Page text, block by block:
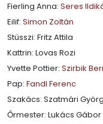
Fierling Anna: Seres
Eilif: Simon Zoltán
Stüsszi: Fritz Attila
Kattrin: Lovas Rozi
Yvette Pottier: Szirbik
Pap: Fandl Ferenc
Szakács: Szatmári
Őrmester: Lukács Gábor